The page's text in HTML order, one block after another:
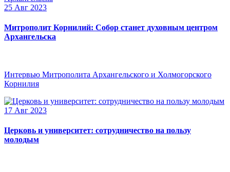
25 Авг 2023
Митрополит Корнилий: Собор станет духовным центром
Архангельска
Интервью Митрополита Архангельского и Холмогорского
Корнилия
17 Авг 2023
Церковь и университет: сотрудничество на пользу
молодым